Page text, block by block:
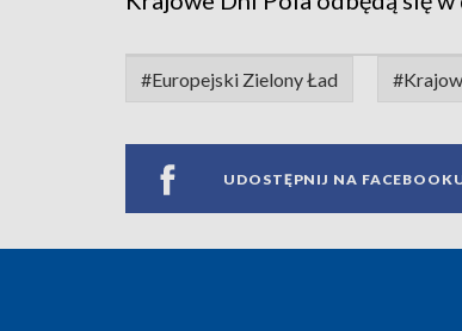
#Europejski Zielony Ład
UDOSTĘPNIJ NA